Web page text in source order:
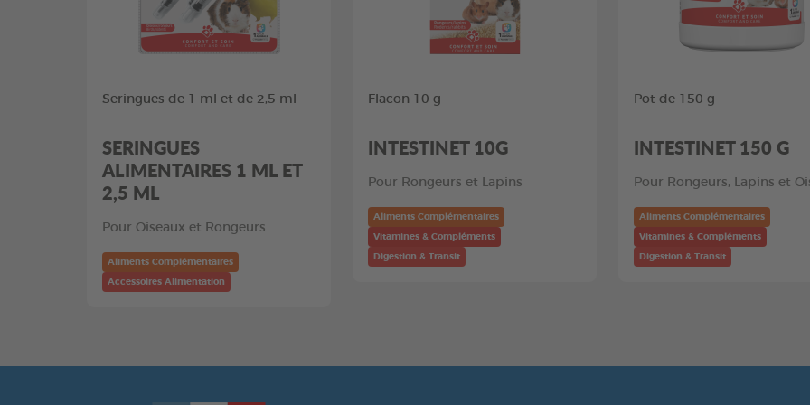
Seringues de 1 ml et de 2,5 ml
SERINGUES
ALIMENTAIRES 1 ML ET
2,5 ML
Pour Oiseaux et Rongeurs
Aliments Complémentaires
Accessoires Alimentation
Flacon 10 g
INTESTINET 10G
Pour Rongeurs et Lapins
Aliments Complémentaires
Vitamines & Compléments
Digestion & Transit
Pot de 150 g
INTESTINET 150 G
Pour Rongeurs, Lapins et
Aliments Complémentaires
Vitamines & Compléments
Digestion & Transit